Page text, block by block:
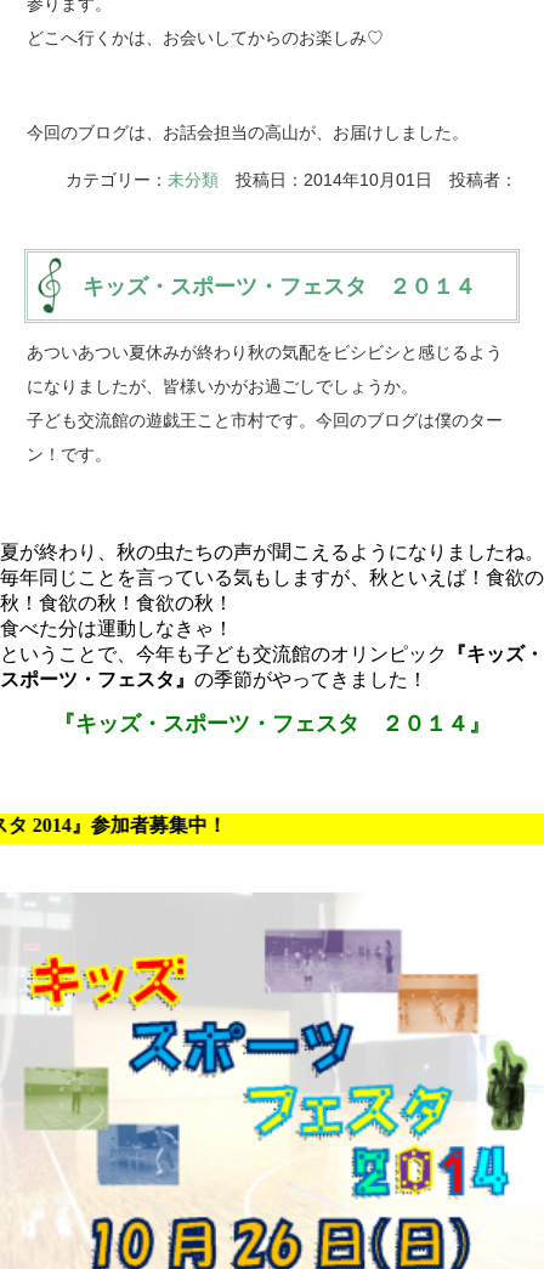
どこへ行くかは、お会いしてからのお楽しみ♡
今回のブログは、お話会担当の高山が、お届けしました。
カテゴリー： 未分類投稿日：2014年10月01日 投稿者：
キッズ・スポーツ・フェスタ ２０１４
あついあつい夏休みが終わり秋の気配をビシビシと感じるよう
になりましたが、皆様いかがお過ごしでしょうか。
子ども交流館の遊戯王こと市村です。今回のブログは僕のター
ン！です。
夏が終わり、秋の虫たちの声が聞こえるようになりましたね。
毎年同じことを言っている気もしますが、秋といえば！食欲の
秋！食欲の秋！食欲の秋！
食べた分は運動しなきゃ！
ということで、今年も子ども交流館のオリンピック
『キッズ・
スポーツ・フェスタ』 の季節がやってきました！
『キッズ・スポーツ・フェスタ ２０１４』
フェスタ 2014』参加者募集中！